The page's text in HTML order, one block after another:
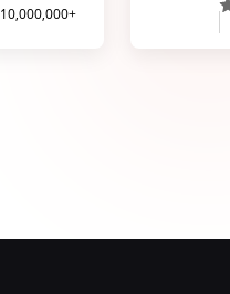
10,000,000+